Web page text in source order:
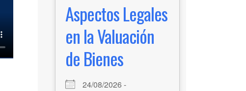
Aspectos Legales
en la Valuación
de Bienes
24/08/2026 -